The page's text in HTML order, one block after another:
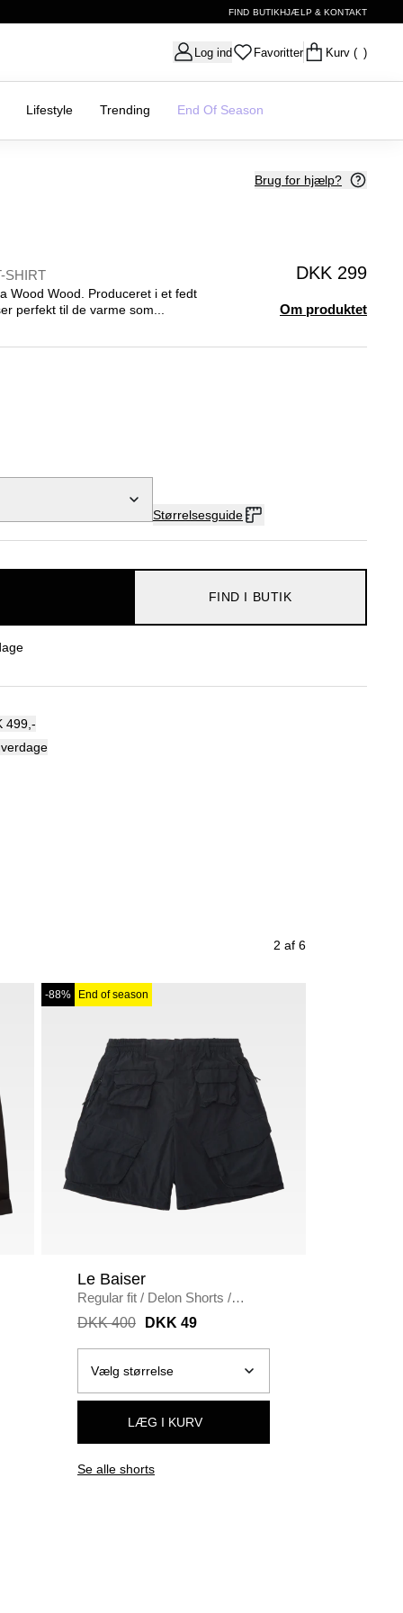
FIND BUTIKHJÆLP & KONTAKT
Log ind Favoritter Kurv ( )
Lifestyle Trending End Of Season
Brug for hjælp?
SHIRT DKK 299
Wood Wood. Produceret i et fedt
perfekt til de varme som...
Om produktet
Størrelsesguide
FIND I BUTIK
499,-
2 af 6
-88% End of season
Le Baiser
Regular fit / Delon Shorts /
BLACK
DKK 400 DKK 49
LÆG I KURV
Se alle shorts